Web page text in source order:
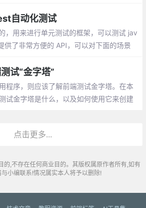
自动化测试
，用来进行单元测试的框架，可以测试 jav
了非常方便的 API，可以对下面的场景
试“金字塔”
程序，则应该了解前端测试金字塔。在本
试金字塔是什么，以及如何使用它来创建
点击更多...
的,不存在任何商业目的。其版权属原作者所有,如有
小编联系!情况属实本人将予以删除!